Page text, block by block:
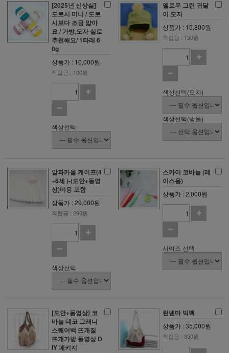
[2025년 신상실]
도로시 미니 / 도로
시보다 조금 얇아
요 / 가방,모자 실로
추천해요/ 1타래 6
0g
상품가 : 10,000원
적립금 : 100원
색상선택
옐로우 그린 귀달
이 모자
상품가 : 15,800원
적립금 : 150원
색상선택(모자)
색상선택(방울)
알파카울 케이프(4
~6세 )-(도안+동영
상)비용 포함
상품가 : 29,000원
적립금 : 290원
색상선택
스카이 코바늘 (레
이스용)
상품가 : 2,000원
사이즈 선택
[도안+동영상] 코
바늘 데코 그래니
스퀘어백 뜨개질
뜨개가방 동영상 D
IY 패키지
린넨마 빅백
상품가 : 35,000원
적립금 : 350원